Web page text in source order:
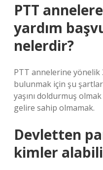
PTT
yardım
nelerdir?
PTT annelerine yönelik
bulunmak için şu
yaşını doldurmuş
gelire sahip olmamak.
Devletten
kimler